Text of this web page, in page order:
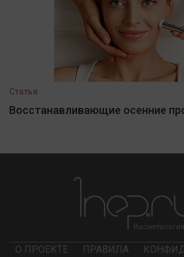
Статья
Восстанавливающие осенние
О ПРОЕКТЕ ПРАВИЛА